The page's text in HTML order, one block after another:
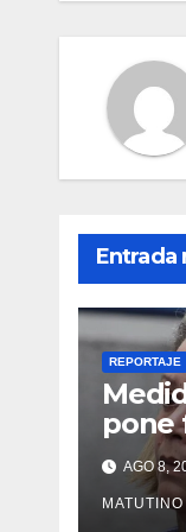
Entrada
REPORTAJE
pone
Afiuni
AGO 8,
MATUTINO